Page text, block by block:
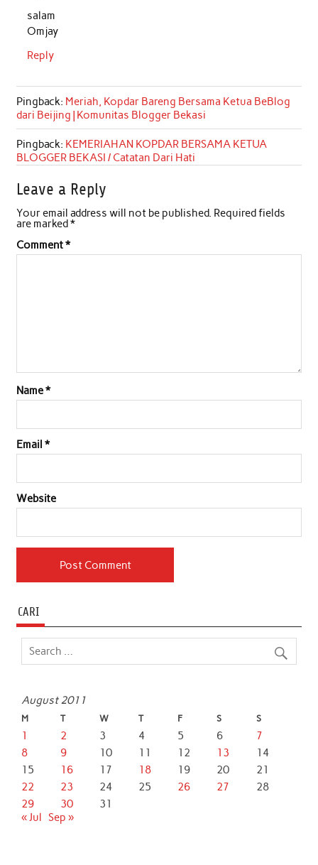
salam
Omjay
Reply
Pingback: Meriah, Kopdar Bareng Bersama Ketua BeBlog
dari Beijing | Komunitas Blogger Bekasi
Pingback: KEMERIAHAN KOPDAR BERSAMA KETUA
BLOGGER BEKASI / Catatan Dari Hati
Leave a Reply
Your email address will not be published. Required fields
are marked*
Comment*
Name*
Email *
Website
CARI
August 2011
M T W T F S S
1 2 3 4 5 6
7
8
9 10 11 12 13
14
15
16 17 18 19 20
21
22
23 24 25 26 27
28
29
30
31
« Jul Sep »